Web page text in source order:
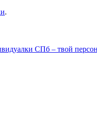
.
СПб – твой